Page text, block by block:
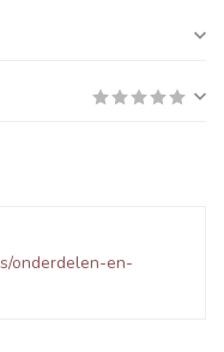
onderdelen-en-